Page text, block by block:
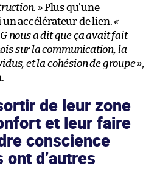
»Plus qu’une
un accélérateur de lien.«
nous a dit que ça avait fait
sur la communication, la
et la cohésion de groupe »,
de leur zone
et leur faire
conscience
ont d’autres